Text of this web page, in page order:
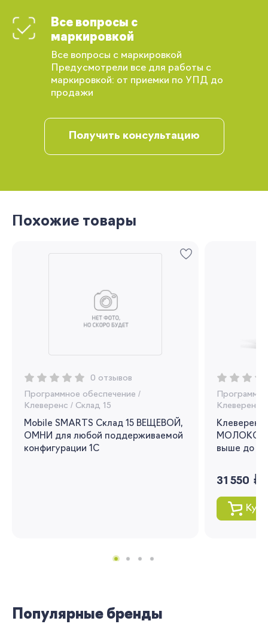
Все вопросы с
маркировкой
Все вопросы с маркировкой
Предусмотрели все для работы с
маркировкой: от приемки по УПД до
продажи
Получить консультацию
Похожие товары
0 отзывов
Программное обеспечение /
Клеверенс / Склад 15
Mobile SMARTS Склад 15 ВЕЩЕВОЙ,
ОМНИ для любой поддерживаемой
конфигурации 1С
Клеверенс
МОЛОКО
выше до
31 550 руб.
Популярные бренды
Вы сможете отслеживать статус своих
заказов и получать индивидуальные
рекомендации
Я согласен на обработку моих
персональных данных
Вернуться
Регистрация